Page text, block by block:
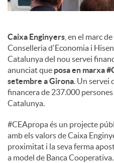
Caixa Enginyers , en el marc
Conselleria d'Economia i
Catalunya del nou servei
anunciat que posa en marxa
setembre a Girona . Un
financera de 237.000
Catalunya.
#CEApropa és un projecte
amb els valors de Caixa
proximitat i la seva ferma
a model de Banca Cooperativa.